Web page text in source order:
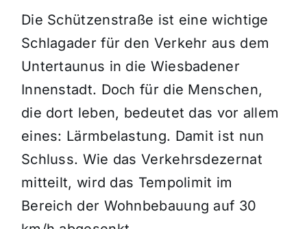
Die Schützenstraße ist eine wichtige
Schlagader für den Verkehr aus dem
Untertaunus in die Wiesbadener
Innenstadt. Doch für die Menschen,
die dort leben, bedeutet das vor allem
eines: Lärmbelastung. Damit ist nun
Schluss. Wie das Verkehrsdezernat
mitteilt, wird das Tempolimit im
Bereich der Wohnbebauung auf 30